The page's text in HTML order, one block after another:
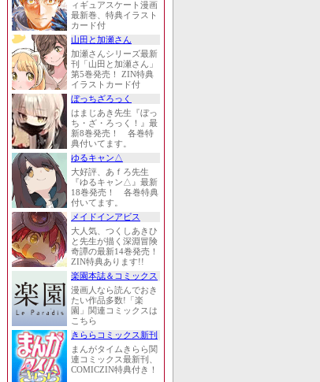
ィギュアスケート漫画
最新巻、特典イラスト
カード付
山田と加瀬さん
加瀬さんシリーズ最新
刊「山田と加瀬さん」
第5巻発売！ ZIN特典
イラストカード付
ぼっちざろっく
はまじあき先生『ぼっ
ち・ざ・ろっく！』最
新8巻発売！ 各巻特
典付いてます。
ゆるキャン△
大好評、あｆろ先生
『ゆるキャン△』最新
18巻発売！ 各巻特典
付いてます。
メイドインアビス
大人気、つくしあきひ
と先生が描く深淵冒険
奇譚の最新14巻発売！
ZIN特典あります!!
楽園本誌＆コミックス
漫画人なら読んでおき
たい作品多数!「楽
園」関連コミックスは
こちら
きららコミックス新刊
まんがタイムきらら関
連コミックス最新刊、
COMICZIN特典付き！